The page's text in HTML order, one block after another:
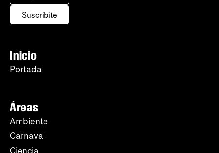
Suscribite
Inicio
Portada
Áreas
Ambiente
Carnaval
Ciencia